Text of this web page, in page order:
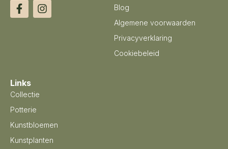
Blog
Algemene voorwaarden
Privacyverklaring
Cookiebeleid
Links
Collectie
Potterie
Kunstbloemen
Kunstplanten